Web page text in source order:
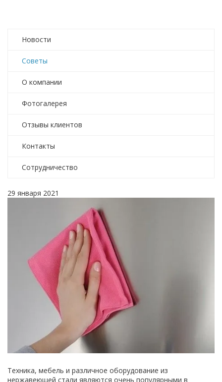
Новости
Советы
О компании
Фотогалерея
Отзывы клиентов
Контакты
Сотрудничество
29 января 2021
Техника, мебель и различное оборудование из
нержавеющей стали являются очень популярными в